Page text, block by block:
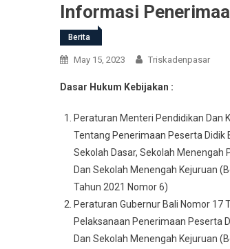
Informasi
Berita
May 15, 2023 Triskadenpasar
Dasar Hukum Kebijakan :
Peraturan Menteri Pendidikan Dan
Tentang Penerimaan Peserta Didik
Sekolah Dasar, Sekolah
Dan Sekolah Menengah Kejuruan
Tahun 2021 Nomor 6)
Peraturan Gubernur Bali Nomor 17
Pelaksanaan Penerimaan Peserta
Dan Sekolah Menengah Kejuruan